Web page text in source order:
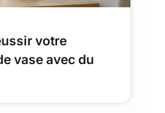
votre
vase avec du